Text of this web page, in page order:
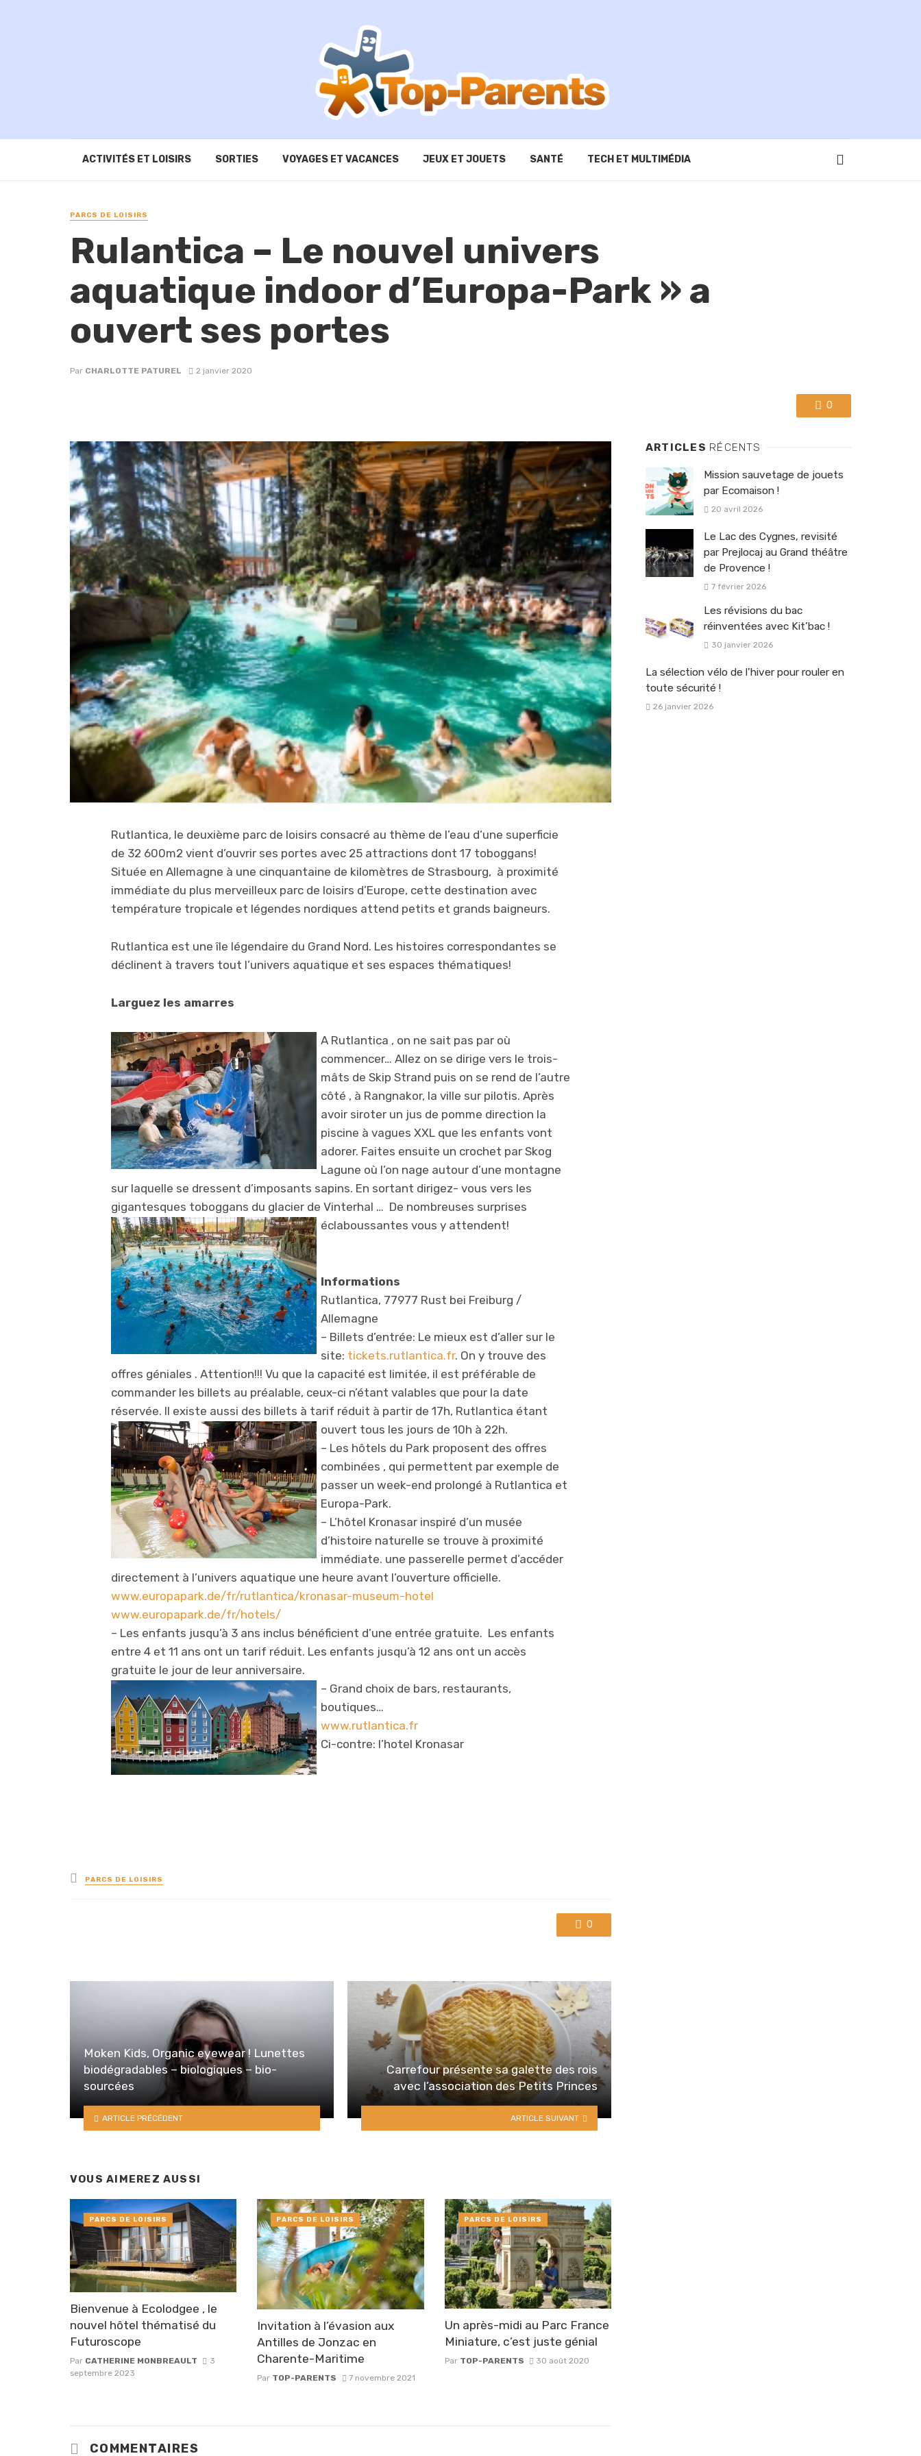
ACTIVITÉS ET LOISIRS SORTIES VOYAGES ET VACANCES JEUX ET JOUETS SANTÉ TECH ET MULTIMÉDIA
PARCS DE LOISIRS
Rulantica – Le nouvel univers
aquatique indoor d’Europa-Park » a
ouvert ses portes
Par CHARLOTTE PATUREL 2 janvier 2020
0
Rutlantica, le deuxième parc de loisirs consacré au thème de l’eau d’une superficie
de 32 600m2 vient d’ouvrir ses portes avec 25 attractions dont 17 toboggans!
Située en Allemagne à une cinquantaine de kilomètres de Strasbourg, à proximité
immédiate du plus merveilleux parc de loisirs d’Europe, cette destination avec
température tropicale et légendes nordiques attend petits et grands baigneurs.
Rutlantica est une île légendaire du Grand Nord. Les histoires correspondantes se
déclinent à travers tout l’univers aquatique et ses espaces thématiques!
Larguez les amarres
A Rutlantica , on ne sait pas par où
commencer… Allez on se dirige vers le trois-
mâts de Skip Strand puis on se rend de l’autre
côté , à Rangnakor, la ville sur pilotis. Après
avoir siroter un jus de pomme direction la
piscine à vagues XXL que les enfants vont
adorer. Faites ensuite un crochet par Skog
Lagune où l’on nage autour d’une montagne
sur laquelle se dressent d’imposants sapins. En sortant dirigez- vous vers les
gigantesques toboggans du glacier de Vinterhal … De nombreuses surprises
éclaboussantes vous y attendent!
Informations
Rutlantica, 77977 Rust bei Freiburg /
Allemagne
– Billets d’entrée: Le mieux est d’aller sur le
site: tickets.rutlantica.fr. On y trouve des
offres géniales . Attention!!! Vu que la capacité est limitée, il est préférable de
commander les billets au préalable, ceux-ci n’étant valables que pour la date
réservée. Il existe aussi des billets à tarif réduit à partir de 17h, Rutlantica étant
ouvert tous les jours de 10h à 22h.
– Les hôtels du Park proposent des offres
combinées , qui permettent par exemple de
passer un week-end prolongé à Rutlantica et
Europa-Park.
– L’hôtel Kronasar inspiré d’un musée
d’histoire naturelle se trouve à proximité
immédiate. une passerelle permet d’accéder
directement à l’univers aquatique une heure avant l’ouverture officielle.
www.europapark.de/fr/rutlantica/kronasar-museum-hotel
www.europapark.de/fr/hotels/
– Les enfants jusqu’à 3 ans inclus bénéficient d’une entrée gratuite. Les enfants
entre 4 et 11 ans ont un tarif réduit. Les enfants jusqu’à 12 ans ont un accès
gratuite le jour de leur anniversaire.
– Grand choix de bars, restaurants,
boutiques…
www.rutlantica.fr
Ci-contre: l’hotel Kronasar
Posted
in
PARCS DE LOISIRS
0
Moken Kids, Organic eyewear ! Lunettes
biodégradables – biologiques – bio-
sourcées
ARTICLE PRÉCÉDENT
Carrefour présente sa galette des rois
avec l’association des Petits Princes
ARTICLE SUIVANT
VOUS AIMEREZ AUSSI
Bienvenue à Ecolodgee , le
nouvel hôtel thématisé du
Futuroscope
Par CATHERINE MONBREAULT
3
septembre 2023
PARCS DE LOISIRS
Invitation à l’évasion aux
Antilles de Jonzac en
Charente-Maritime
Par TOP-PARENTS 7 novembre 2021
PARCS DE LOISIRS
Un après-midi au Parc France
Miniature, c’est juste génial
Par TOP-PARENTS 30 août 2020
PARCS DE LOISIRS
COMMENTAIRES
ARTICLES RÉCENTS
Mission sauvetage de jouets
par Ecomaison !
20 avril 2026
Le Lac des Cygnes, revisité
par Prejlocaj au Grand théâtre
de Provence !
7 février 2026
Les révisions du bac
réinventées avec Kit’bac !
30 janvier 2026
La sélection vélo de l’hiver pour rouler en
toute sécurité !
26 janvier 2026